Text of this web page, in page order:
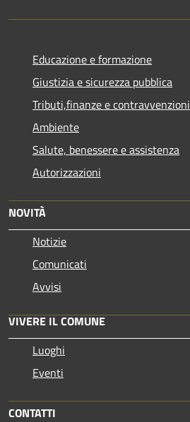
Educazione e formazione
Giustizia e sicurezza pubblica
Tributi,finanze e contravvenzioni
Ambiente
Salute, benessere e assistenza
Autorizzazioni
NOVITÀ
Notizie
Comunicati
Avvisi
VIVERE IL COMUNE
Luoghi
Eventi
CONTATTI